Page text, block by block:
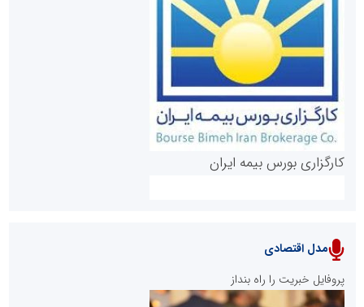
روابط عمومی خبرگزاری گزارش خبر
پایگاه خبری نهضت ملی مسکن
کارگزاری بورس بیمه ایران
مدل اقتصادی
پروفایل خبریت را راه بنداز